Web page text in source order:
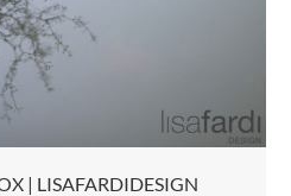
| LISAFARDIDESIGN